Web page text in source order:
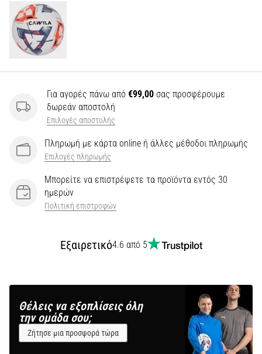
Για αγορές πάνω από €99,00 σας προσφέρουμε
δωρεάν αποστολή
Επιλογές αποστολής
Πληρωμή με κάρτα online ή άλλες μέθοδοι πληρωμής
Επιλογές πληρωμής
Μπορείτε να επιστρέψετε τα προϊόντα εντός 30
ημερών
Πολιτική επιστροφών
Εξαιρετικό4.6 από 5
Θέλεις να εξοπλίσεις όλη
την ομάδα σου;
Ζήτησε μια προσφορά τώρα